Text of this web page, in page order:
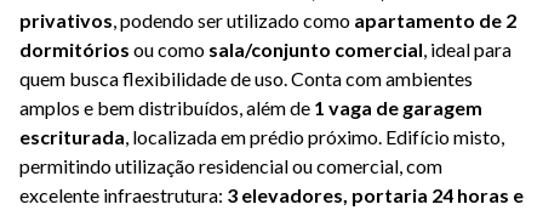
privativos, podendo ser utilizado como apartamento de 2
dormitórios ou como sala/conjunto comercial, ideal para
quem busca flexibilidade de uso. Conta com ambientes
amplos e bem distribuídos, além de 1 vaga de garagem
escriturada, localizada em prédio próximo. Edifício misto,
permitindo utilização residencial ou comercial, com
excelente infraestrutura: 3 elevadores, portaria 24 horas e